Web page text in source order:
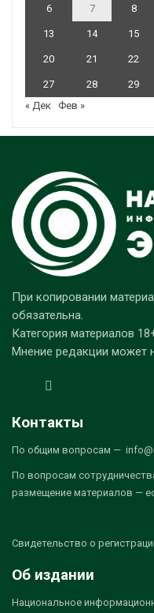
6 7 8
13 14 15
20 21 22
27 28 29
« Дек Фев »
При копировании
обязательна.
Категория материалов
Мнение редакции может
Контакты
По общим вопросам —
По вопросам
размещение материалов —
Свидетельство о
Об издании
Национальное